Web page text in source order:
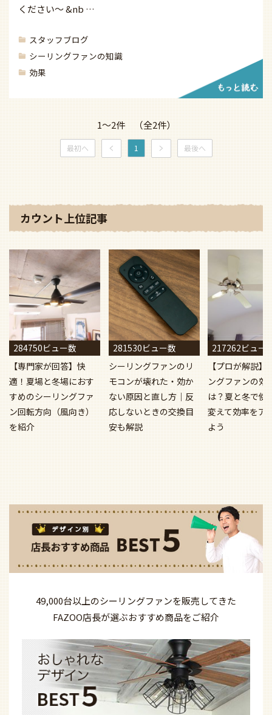
ください～ &nb …
スタッフブログ
シーリングファンの知識
効果
1〜2件 （全2件）
最初へ 1 最後へ
カウント上位記事
284750ビュー数
【専門家が回答】快
適！夏場と冬場におす
すめのシーリングファ
ン回転方向（風向き）
を紹介
281530ビュー数
シーリングファンのリ
モコンが壊れた・効か
ない原因と直し方｜反
応しないときの交換目
安も解説
217262ビュー
【プロが解説】
ングファンの効
は？夏と冬で使
変えて効率をア
よう
49,000台以上のシーリングファンを販売してきた
FAZOO店長が選ぶおすすめ商品をご紹介